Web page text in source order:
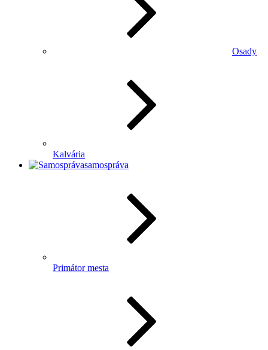
Osady
Kalvária
samospráva
Primátor mesta